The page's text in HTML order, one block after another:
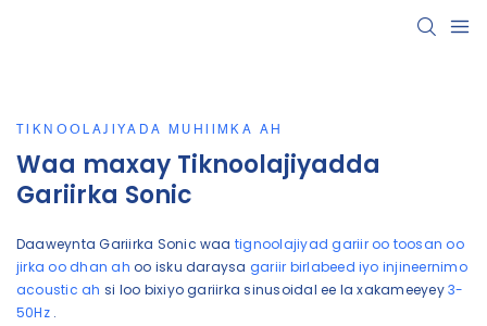
TIKNOOLAJIYADA MUHIIMKA AH
Waa maxay Tiknoolajiyadda
Gariirka Sonic
Daaweynta Gariirka Sonic waa tignoolajiyad gariir oo toosan oo
jirka oo dhan ah oo isku daraysa gariir birlabeed iyo injineernimo
acoustic ah si loo bixiyo gariirka sinusoidal ee la xakameeyey3-
50Hz.